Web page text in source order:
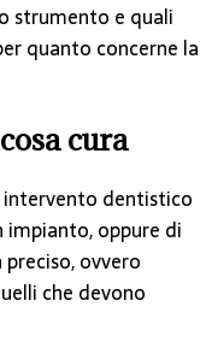
strumento e quali
quanto concerne la
cura
dentistico
impianto, oppure di
ovvero
che devono